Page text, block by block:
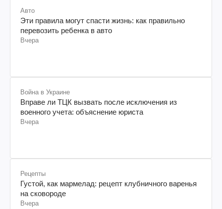
Авто
Эти правила могут спасти жизнь: как правильно
перевозить ребенка в авто
Вчера
Война в Украине
Вправе ли ТЦК вызвать после исключения из
военного учета: объяснение юриста
Вчера
Рецепты
Густой, как мармелад: рецепт клубничного варенья
на сковороде
Вчера